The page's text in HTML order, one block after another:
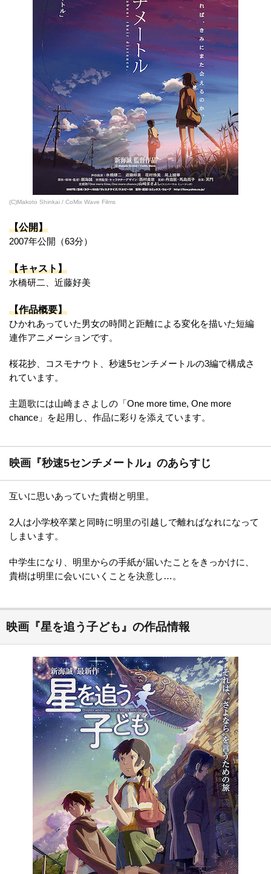
(C)Makoto Shinkai / CoMix Wave Films
【公開】
2007年公開（63分）
【キャスト】
水橋研二、近藤好美
【作品概要】
ひかれあっていた男女の時間と距離による変化を描いた短編
連作アニメーションです。
桜花抄、コスモナウト、秒速5センチメートルの3編で構成さ
れています。
主題歌には山崎まさよしの「One more time, One more
chance」を起用し、作品に彩りを添えています。
映画『秒速5センチメートル』のあらすじ
互いに思いあっていた貴樹と明里。
2人は小学校卒業と同時に明里の引越しで離ればなれになって
しまいます。
中学生になり、明里からの手紙が届いたことをきっかけに、
貴樹は明里に会いにいくことを決意し…。
映画『星を追う子ども』の作品情報